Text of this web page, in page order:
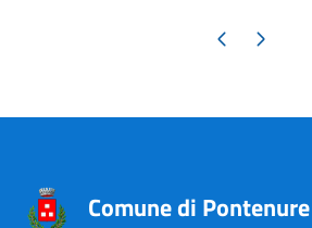
Pagina precedente
Pagina successiva
Comune di Pontenure